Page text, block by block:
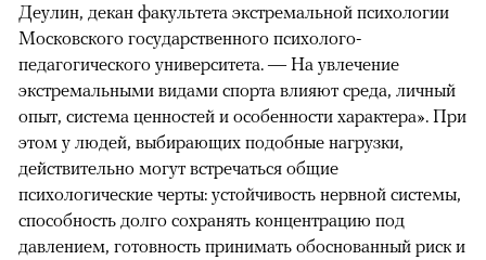
Деулин, декан факультета экстремальной психологии
Московского государственного психолого-
педагогического университета. — На увлечение
экстремальными видами спорта влияют среда, личный
опыт, система ценностей и особенности характера». При
этом у людей, выбирающих подобные нагрузки,
действительно могут встречаться общие
психологические черты: устойчивость нервной системы,
способность долго сохранять концентрацию под
давлением, готовность принимать обоснованный риск и